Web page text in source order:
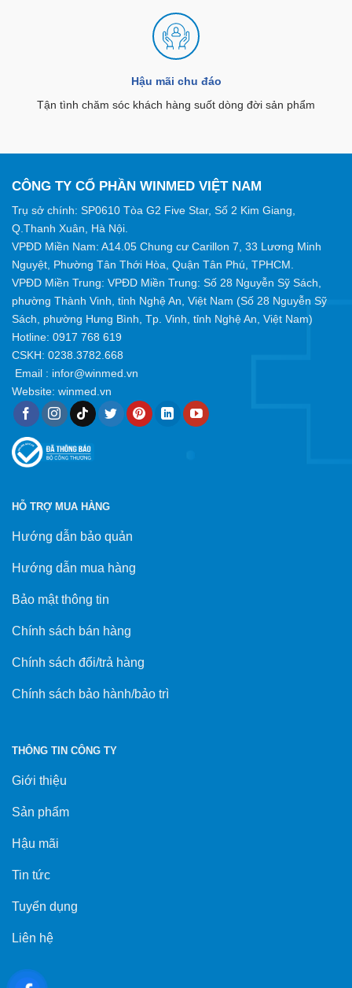
Hậu mãi chu đáo
Tận tình chăm sóc khách hàng suốt dòng đời sản phẩm
CÔNG TY CỔ PHẦN WINMED VIỆT NAM
Trụ sở chính: SP0610 Tòa G2 Five Star, Số 2 Kim Giang,
Q.Thanh Xuân, Hà Nội.
VPĐD Miền Nam: A14.05 Chung cư Carillon 7, 33 Lương Minh
Nguyệt, Phường Tân Thới Hòa, Quận Tân Phú, TPHCM.
VPĐD Miền Trung: VPĐD Miền Trung: Số 28 Nguyễn Sỹ Sách,
phường Thành Vinh, tỉnh Nghệ An, Việt Nam (Số 28 Nguyễn Sỹ
Sách, phường Hưng Bình, Tp. Vinh, tỉnh Nghệ An, Việt Nam)
Hotline: 0917 768 619
CSKH: 0238.3782.668
Email : infor@winmed.vn
Website: winmed.vn
HỖ TRỢ MUA HÀNG
Hướng dẫn bảo quản
Hướng dẫn mua hàng
Bảo mật thông tin
Chính sách bán hàng
Chính sách đổi/trả hàng
Chính sách bảo hành/bảo trì
THÔNG TIN CÔNG TY
Giới thiệu
Sản phẩm
Hậu mãi
Tin tức
Tuyển dụng
Liên hệ